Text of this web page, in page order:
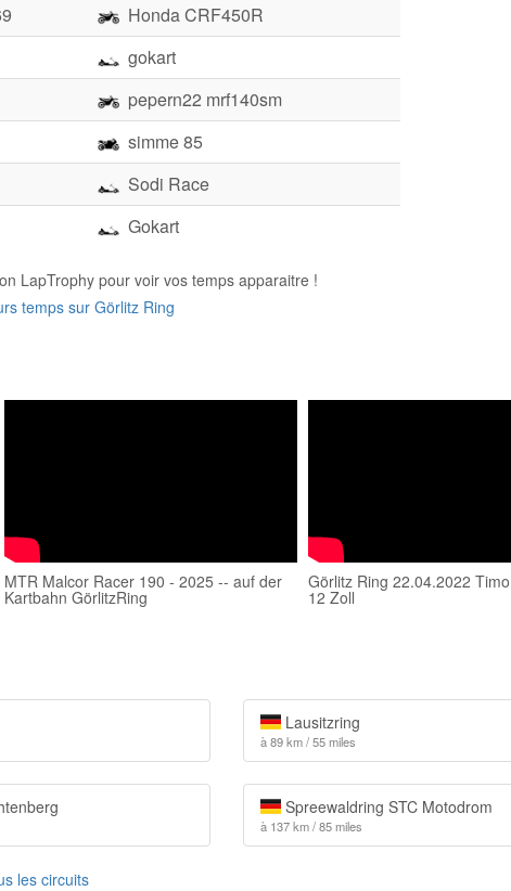
Honda CRF450R
gokart
pepern22 mrf140sm
simme 85
Sodi Race
Gokart
LapTrophy pour voir vos temps apparaitre !
temps sur Görlitz Ring
MTR Malcor Racer 190 - 2025 -- auf der
Kartbahn GörlitzRing
Görlitz Ring 22.04.2022
12 Zoll
Lausitzring
à 89 km / 55 miles
Spreewaldring STC Motodrom
à 137 km / 85 miles
les circuits